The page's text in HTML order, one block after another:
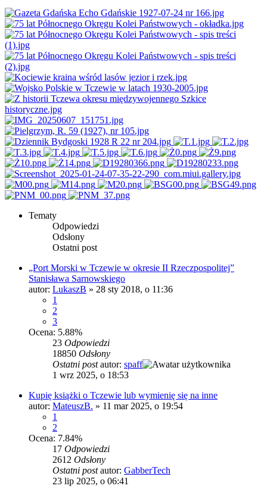
Tematy
Odpowiedzi
Odsłony
Ostatni post
„Port Morski w Tczewie w okresie II Rzeczpospolitej”
Stanisława Sarnowskiego
autor: LukaszB » 28 sty 2018, o 11:36
1
2
3
Ocena: 5.88%
23 Odpowiedzi
18850 Odsłony
Ostatni postautor: spaff
1 wrz 2025, o 18:53
Kupię książki o Tczewie lub wymienię się na inne
autor: MateuszB. » 11 mar 2025, o 19:54
1
2
Ocena: 7.84%
17 Odpowiedzi
2612 Odsłony
Ostatni postautor: GabberTech
23 lip 2025, o 06:41